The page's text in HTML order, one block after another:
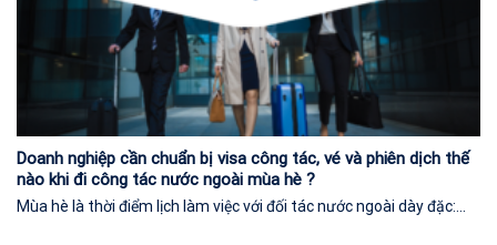
Doanh nghiệp cần chuẩn bị visa công tác, vé và phiên dịch thế
nào khi đi công tác nước ngoài mùa hè ?
Mùa hè là thời điểm lịch làm việc với đối tác nước ngoài dày đặc:...